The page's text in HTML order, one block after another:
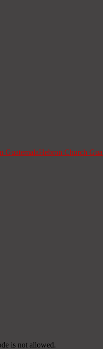
GuatemalaHebron Church
is not allowed.